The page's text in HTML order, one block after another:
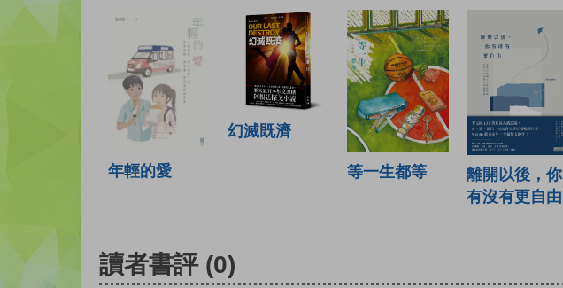
年輕的愛
幻滅既濟
等一生都等
離開以後，你
有沒有更自由
讀者書評 (0)